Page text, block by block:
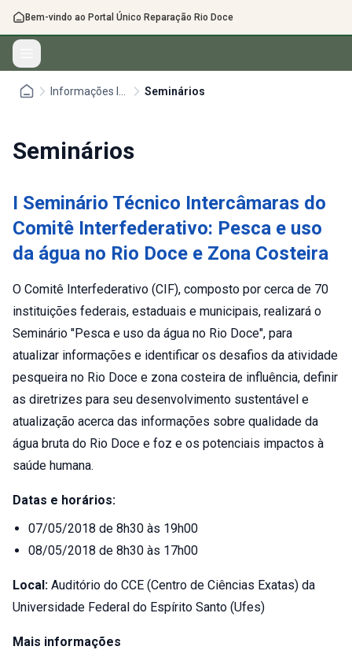
Bem-vindo ao Portal Único Reparação Rio Doce
Seminários
Seminários
I Seminário Técnico Intercâmaras do
Comitê Interfederativo: Pesca e uso
da água no Rio Doce e Zona Costeira
O Comitê Interfederativo (CIF), composto por cerca de 70
instituições federais, estaduais e municipais, realizará o
Seminário "Pesca e uso da água no Rio Doce", para
atualizar informações e identificar os desafios da atividade
pesqueira no Rio Doce e zona costeira de influência, definir
as diretrizes para seu desenvolvimento sustentável e
atualização acerca das informações sobre qualidade da
água bruta do Rio Doce e foz e os potenciais impactos à
saúde humana.
Datas e horários:
07/05/2018 de 8h30 às 19h00
08/05/2018 de 8h30 às 17h00
Local: Auditório do CCE (Centro de Ciências Exatas) da
Universidade Federal do Espírito Santo (Ufes)
Mais informações